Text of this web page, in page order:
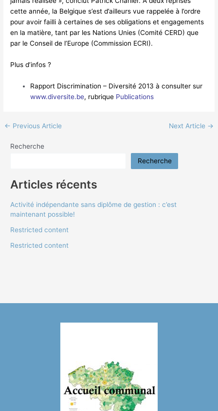
cette année, la Belgique s’est d’ailleurs vue rappelée à l’ordre
pour avoir failli à certaines de ses obligations et engagements
en la matière, tant par les Nations Unies (Comité CERD) que
par le Conseil de l’Europe (Commission ECRI).
Plus d’infos ?
Rapport Discrimination – Diversité 2013 à consulter sur
www.diversite.be, rubrique Publications
← Previous Article Next Article →
Recherche
Recherche
Articles récents
Activité indépendante sans diplôme de gestion : c’est
maintenant possible!
Restricted content
Restricted content